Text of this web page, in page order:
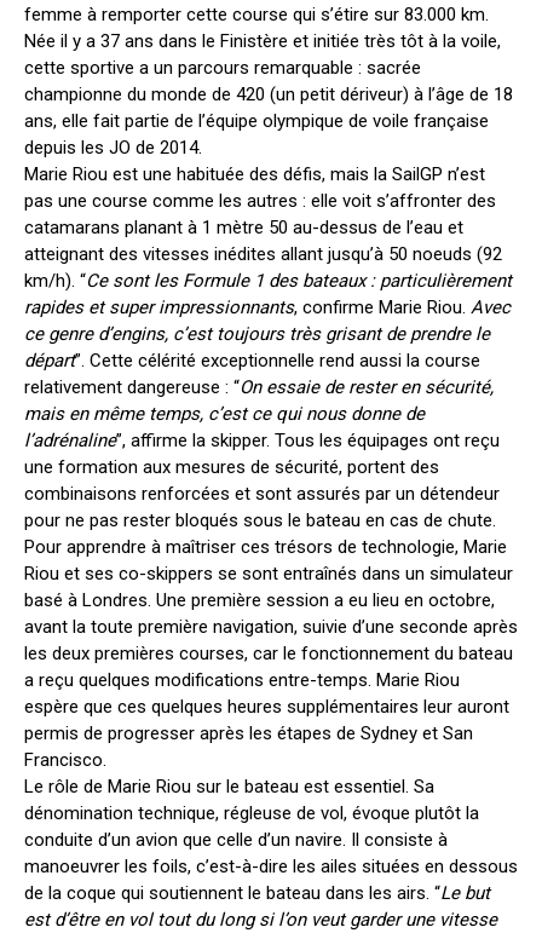
femme à remporter cette course qui s’étire sur 83.000 km.
Née il y a 37 ans dans le Finistère et initiée très tôt à la voile,
cette sportive a un parcours remarquable : sacrée
championne du monde de 420 (un petit dériveur) à l’âge de 18
ans, elle fait partie de l’équipe olympique de voile française
depuis les JO de 2014.
Marie Riou est une habituée des défis, mais la SailGP n’est
pas une course comme les autres : elle voit s’affronter des
catamarans planant à 1 mètre 50 au-dessus de l’eau et
atteignant des vitesses inédites allant jusqu’à 50 noeuds (92
km/h). “Ce sont les Formule 1 des bateaux : particulièrement
rapides et super impressionnants, confirme Marie Riou. Avec
ce genre d’engins, c’est toujours très grisant de prendre le
départ”. Cette célérité exceptionnelle rend aussi la course
relativement dangereuse : “On essaie de rester en sécurité,
mais en même temps, c’est ce qui nous donne de
l’adrénaline”, affirme la skipper. Tous les équipages ont reçu
une formation aux mesures de sécurité, portent des
combinaisons renforcées et sont assurés par un détendeur
pour ne pas rester bloqués sous le bateau en cas de chute.
Pour apprendre à maîtriser ces trésors de technologie, Marie
Riou et ses co-skippers se sont entraînés dans un simulateur
basé à Londres. Une première session a eu lieu en octobre,
avant la toute première navigation, suivie d’une seconde après
les deux premières courses, car le fonctionnement du bateau
a reçu quelques modifications entre-temps. Marie Riou
espère que ces quelques heures supplémentaires leur auront
permis de progresser après les étapes de Sydney et San
Francisco.
Le rôle de Marie Riou sur le bateau est essentiel. Sa
dénomination technique, régleuse de vol, évoque plutôt la
conduite d’un avion que celle d’un navire. Il consiste à
manoeuvrer les foils, c’est-à-dire les ailes situées en dessous
de la coque qui soutiennent le bateau dans les airs. “Le but
est d’être en vol tout du long si l’on veut garder une vitesse